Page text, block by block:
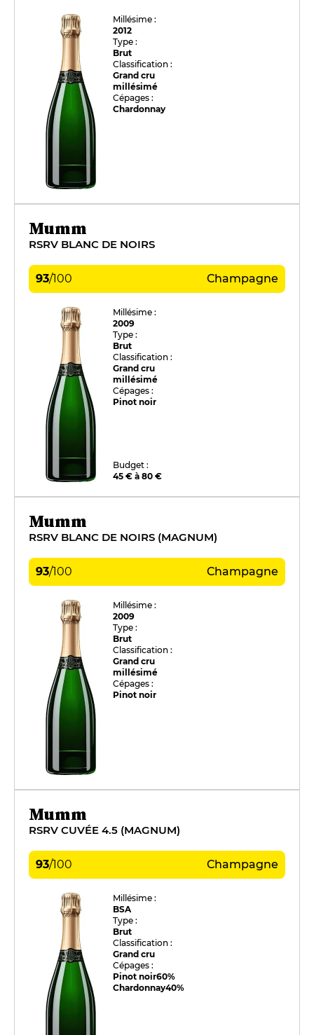
Millésime :
2012
Type :
Brut
Classification :
Grand cru
millésimé
Cépages :
Chardonnay
Mumm
RSRV BLANC DE NOIRS
93/100 Champagne
Millésime :
2009
Type :
Brut
Classification :
Grand cru
millésimé
Cépages :
Pinot noir
Budget :
45 € à 80 €
Mumm
RSRV BLANC DE NOIRS (MAGNUM)
93/100 Champagne
Millésime :
2009
Type :
Brut
Classification :
Grand cru
millésimé
Cépages :
Pinot noir
Mumm
RSRV CUVÉE 4.5 (MAGNUM)
93/100 Champagne
Millésime :
BSA
Type :
Brut
Classification :
Grand cru
Cépages :
Pinot noir60%
Chardonnay40%